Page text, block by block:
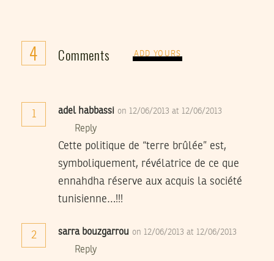
4 Comments ADD YOURS
1 adel habbassi on 12/06/2013 at 12/06/2013
Reply
Cette politique de “terre brûlée” est,
symboliquement, révélatrice de ce que
ennahdha réserve aux acquis la société
tunisienne…!!!
2 sarra bouzgarrou on 12/06/2013 at 12/06/2013
Reply